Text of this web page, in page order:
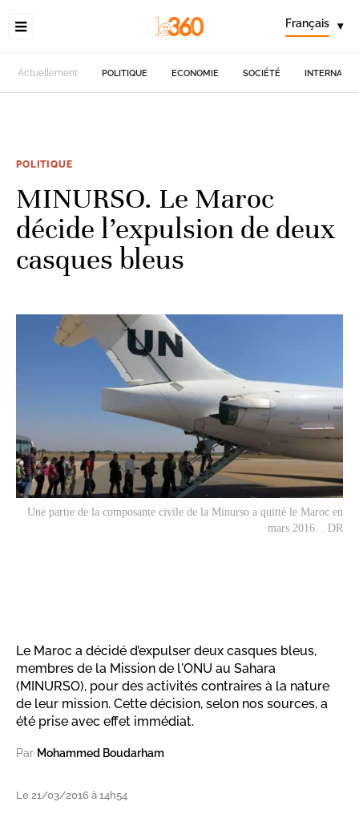
Français ▾
Actuellement POLITIQUE ECONOMIE SOCIÉTÉ
POLITIQUE
MINURSO. Le Maroc
décide l’expulsion de deux
casques bleus
Une partie de la composante civile de la Minurso a quitté le Maroc en
mars 2016. . DR
Le Maroc a décidé d’expulser deux casques bleus,
membres de la Mission de l'ONU au Sahara
(MINURSO), pour des activités contraires à la nature
de leur mission. Cette décision, selon nos sources, a
été prise avec effet immédiat.
Par Mohammed Boudarham
Le 21/03/2016 à 14h54